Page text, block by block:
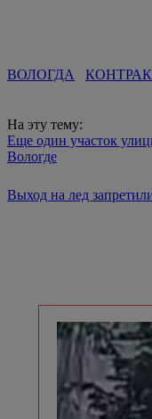
ВОЛОГДА
На эту тему:
Еще один участок
Вологде
Выход на лед